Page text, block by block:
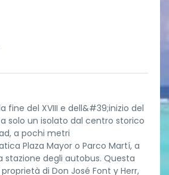
fine del XVIII e dell&#39;inizio del
solo un isolato dal centro storico
a pochi metri
Plaza Mayor o Parco Martí, a
stazione degli autobus. Questa
di Don José Font y Herr,